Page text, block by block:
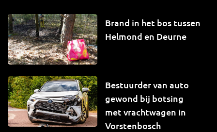
Brand in het bos tussen
Helmond en Deurne
Bestuurder van auto
gewond bij botsing
met vrachtwagen in
Vorstenbosch